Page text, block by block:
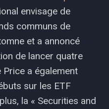
envisage de
communs de
et a annoncé
de lancer quatre
Price a également
sur les ETF
la « Securities and